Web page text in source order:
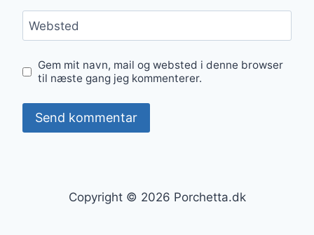
Websted
Gem mit navn, mail og websted i denne browser
til næste gang jeg kommenterer.
Copyright © 2026 Porchetta.dk